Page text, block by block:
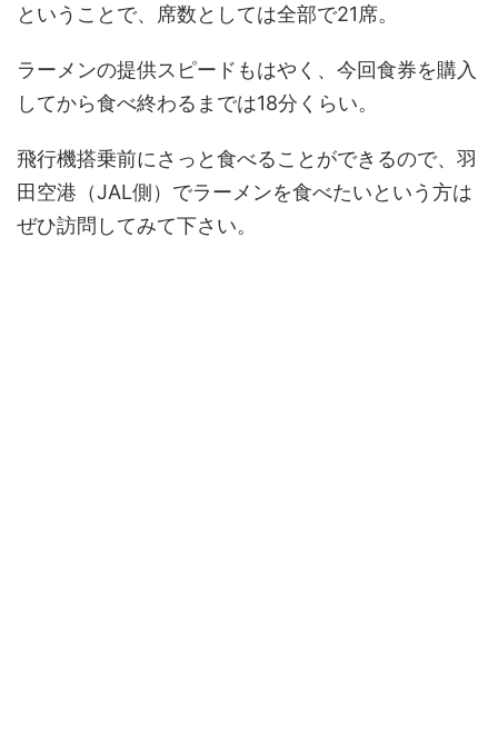
ということで、席数としては全部で21席。
ラーメンの提供スピードもはやく、今回食券を購入
してから食べ終わるまでは18分くらい。
飛行機搭乗前にさっと食べることができるので、羽
田空港（JAL側）でラーメンを食べたいという方は
ぜひ訪問してみて下さい。